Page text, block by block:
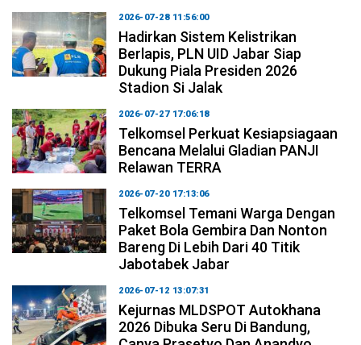
2026-07-28 11:56:00
Hadirkan Sistem Kelistrikan
Berlapis, PLN UID Jabar Siap
Dukung Piala Presiden 2026
Stadion Si Jalak
2026-07-27 17:06:18
Telkomsel Perkuat Kesiapsiagaan
Bencana Melalui Gladian PANJI
Relawan TERRA
2026-07-20 17:13:06
Telkomsel Temani Warga Dengan
Paket Bola Gembira Dan Nonton
Bareng Di Lebih Dari 40 Titik
Jabotabek Jabar
2026-07-12 13:07:31
Kejurnas MLDSPOT Autokhana
2026 Dibuka Seru Di Bandung,